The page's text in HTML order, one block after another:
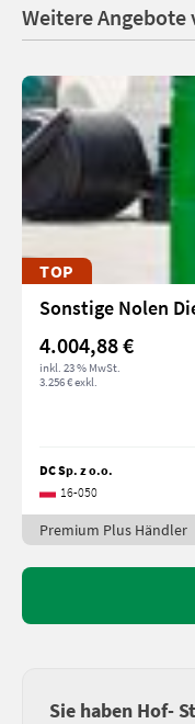
Weitere Angebote
TOP
Sonstige Nolen
4.004,88 €
inkl. 23 % MwSt.
3.256 € exkl.
DC Sp. z o.o.
16-050
Premium Plus Händler
Sie haben Hof-